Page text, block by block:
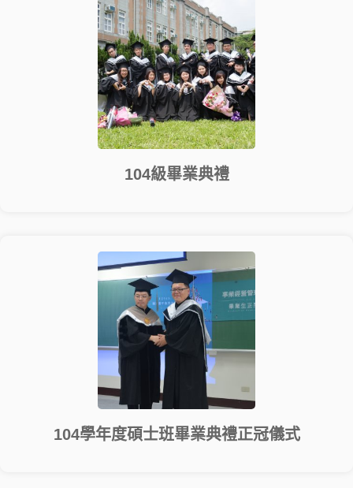
104級畢業典禮
104學年度碩士班畢業典禮正冠儀式